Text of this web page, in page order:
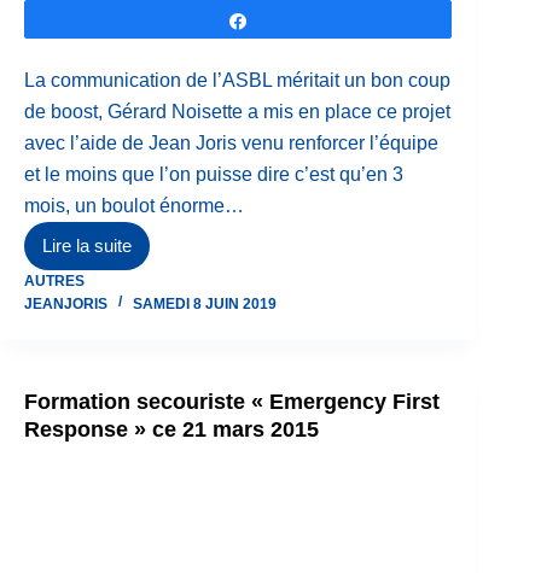
La communication de l’ASBL méritait un bon coup
de boost, Gérard Noisette a mis en place ce projet
avec l’aide de Jean Joris venu renforcer l’équipe
et le moins que l’on puisse dire c’est qu’en 3
mois, un boulot énorme…
Lire la suite
Jiu-
KickBoxing
une
première
AUTRES
JEANJORIS
SAMEDI 8 JUIN 2019
Formation secouriste « Emergency First
Response » ce 21 mars 2015